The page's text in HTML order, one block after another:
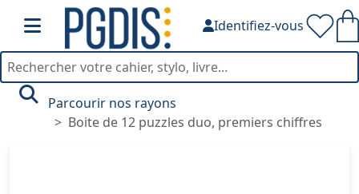
Identifiez-vous
Parcourir nos rayons
Boite de 12 puzzles duo, premiers chiffres